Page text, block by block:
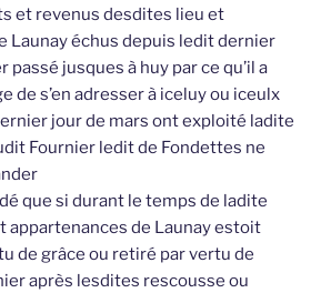
et revenus desdites lieu et
Launay échus depuis ledit dernier
jusques à huy par ce qu’il a
de s’en adresser à iceluy ou iceulx
jour de mars ont exploité ladite
Fournier ledit de Fondettes ne
que si durant le temps de ladite
appartenances de Launay estoit
de grâce ou retiré par vertu de
après lesdites rescousse ou